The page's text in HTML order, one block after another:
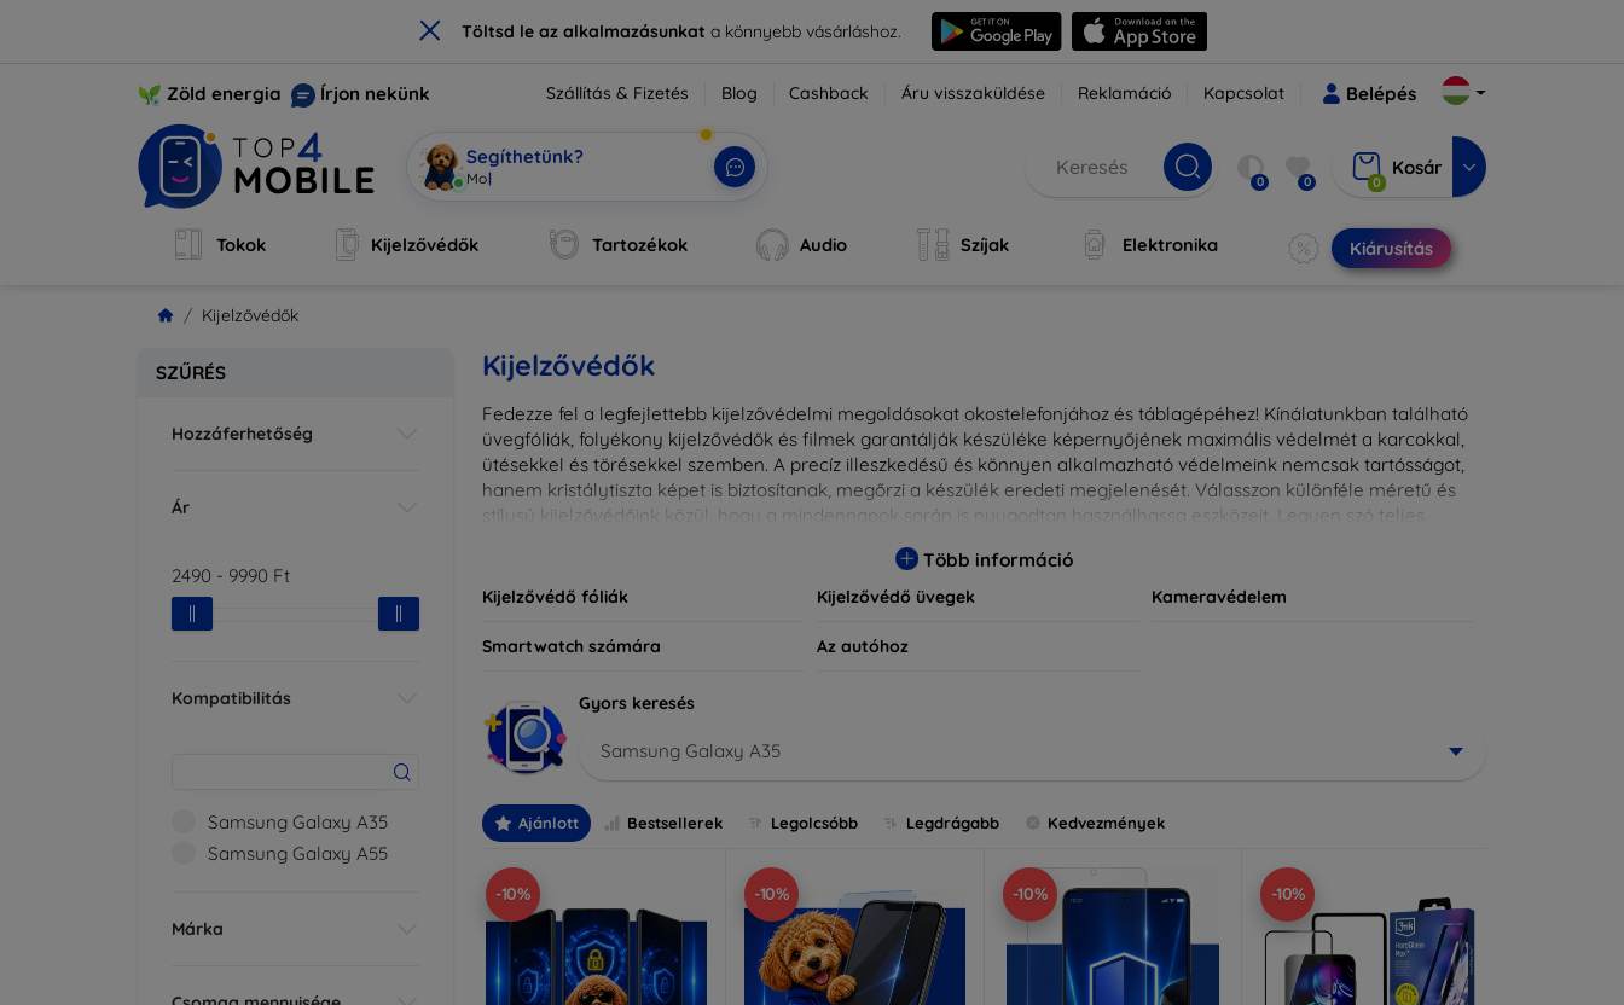
× Töltsd le az alkalmazásunkata könnyebb vásárláshoz.
Zöld energia Írjon nekünk Szállítás & Fizetés Blog Cashback Áru visszaküldése Reklamáció Kapcsolat Belépés
Segíthetünk?
Mobi vagyok, a te 0 0 0
Kosár
Tokok Kijelzővédők Tartozékok Audio Szíjak Elektronika Kiárusítás
Kijelzővédők
SZŰRÉS
Hozzáferhetőség
Ár
2490 - 9990 Ft
Kompatibilitás
Samsung Galaxy A35
Samsung Galaxy A55
Márka
Kijelzővédők
Fedezze fel a legfejlettebb kijelzővédelmi megoldásokat okostelefonjához és táblagépéhez! Kínálatunkban található
üvegfóliák, folyékony kijelzővédők és filmek garantálják készüléke képernyőjének maximális védelmét a karcokkal,
ütésekkel és törésekkel szemben. A precíz illeszkedésű és könnyen alkalmazható védelmeink nemcsak tartósságot,
hanem kristálytiszta képet is biztosítanak, megőrzi a készülék eredeti megjelenését. Válasszon különféle méretű és
stílusú kijelzővédőink közül, hogy a mindennapok során is nyugodtan használhassa eszközeit. Legyen szó teljes
Több információ
Kijelzővédő fóliák Kijelzővédő üvegek Kameravédelem
Smartwatch számára Az autóhoz
Gyors keresés
Samsung Galaxy A35
Ajánlott Bestsellerek Legolcsóbb Legdrágabb Kedvezmények
-10% -10% -10% -10%